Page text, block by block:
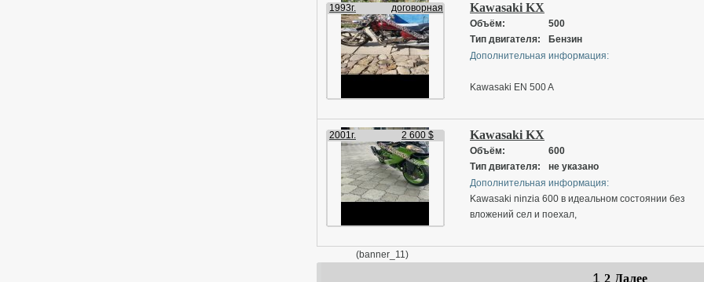
доплатой
1993г. договорная Kawasaki KX
Объём:
500
Тип двигателя:
Бензин
Дополнительная информация:
Kawasaki EN 500 A
2001г. 2 600 $ Kawasaki KX
Объём:
600
Тип двигателя:
не указано
Дополнительная информация:
Kawasaki ninzia 600 в идеальном состоянии без
вложений сел и поехал,
(banner_11)
1 2 Далее